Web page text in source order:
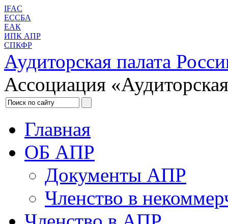
IFAC
ЕССБА
ЕАК
ИПК АПР
СПКФР
Аудиторская палата
Ассоциация
Главная
ОБ АПР
Документы АПР
Членство в